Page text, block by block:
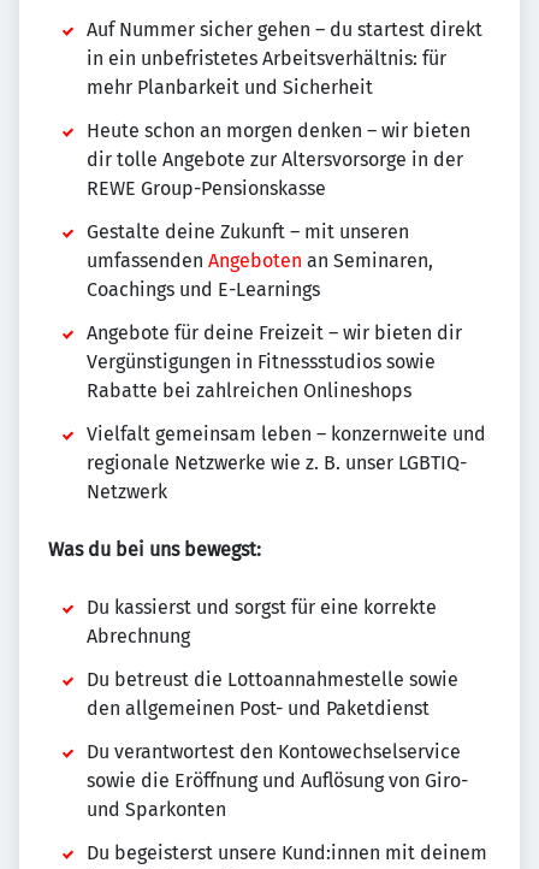
Auf Nummer sicher gehen – du startest direkt
in ein unbefristetes Arbeitsverhältnis: für
mehr Planbarkeit und Sicherheit
Heute schon an morgen denken – wir bieten
dir tolle Angebote zur Altersvorsorge in der
REWE Group-Pensionskasse
Gestalte deine Zukunft – mit unseren
umfassenden Angeboten an Seminaren,
Coachings und E-Learnings
Angebote für deine Freizeit – wir bieten dir
Vergünstigungen in Fitnessstudios sowie
Rabatte bei zahlreichen Onlineshops
Vielfalt gemeinsam leben – konzernweite und
regionale Netzwerke wie z. B. unser LGBTIQ-
Netzwerk
Was du bei uns bewegst:
Du kassierst und sorgst für eine korrekte
Abrechnung
Du betreust die Lottoannahmestelle sowie
den allgemeinen Post- und Paketdienst
Du verantwortest den Kontowechselservice
sowie die Eröffnung und Auflösung von Giro-
und Sparkonten
Du begeisterst unsere Kund:innen mit deinem